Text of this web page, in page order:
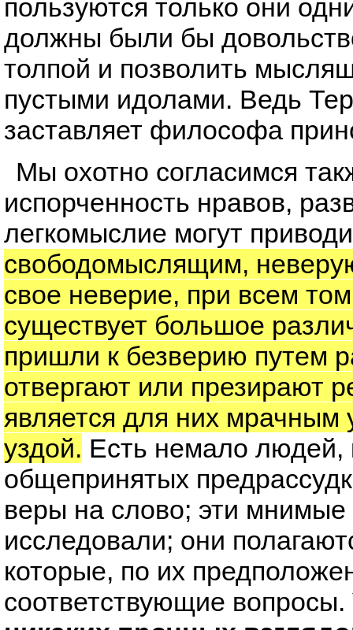
пользуются только они
должны были бы
толпой и позволить
пустыми идолами. Ведь
заставляет философа
Мы охотно согласимся
испорченность нравов,
легкомыслие могут
свободомыслящим,
свое неверие, при всем
существует большое
пришли к безверию путем
отвергают или презирают
является для них мрачным
уздой. Есть немало людей,
общепринятых
веры на слово; эти
исследовали; они
которые, по их
соответствующие вопросы.